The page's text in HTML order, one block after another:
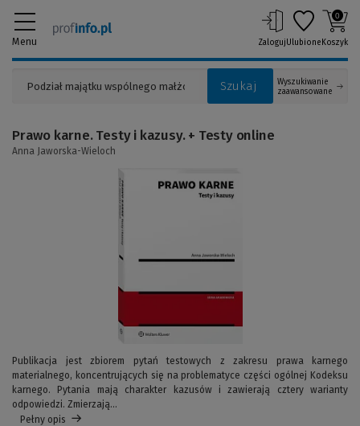
Menu
Szukaj
Wyszukiwanie
zaawansowane
ZalogujUlubione
0
Koszyk
Publikacja jest zbiorem pytań testowych z zakresu prawa karnego
materialnego, koncentrujących się na problematyce części ogólnej Kodeksu
karnego. Pytania mają charakter kazusów i zawierają cztery warianty
odpowiedzi. Zmierzają...
Pełny opis
Prawo karne. Testy i kazusy. + Testy online
Anna Jaworska-Wieloch